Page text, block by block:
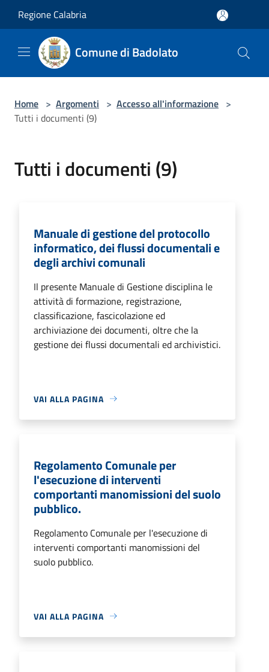
Regione Calabria
Comune di Badolato
Home > Argomenti > Accesso all'informazione >
Tutti i documenti (9)
Tutti i documenti (9)
Manuale di gestione del protocollo
informatico, dei flussi documentali e
degli archivi comunali
Il presente Manuale di Gestione disciplina le
attività di formazione, registrazione,
classificazione, fascicolazione ed
archiviazione dei documenti, oltre che la
gestione dei flussi documentali ed archivistici.
VAI ALLA PAGINA
Regolamento Comunale per
l'esecuzione di interventi
comportanti manomissioni del suolo
pubblico.
Regolamento Comunale per l'esecuzione di
interventi comportanti manomissioni del
suolo pubblico.
VAI ALLA PAGINA